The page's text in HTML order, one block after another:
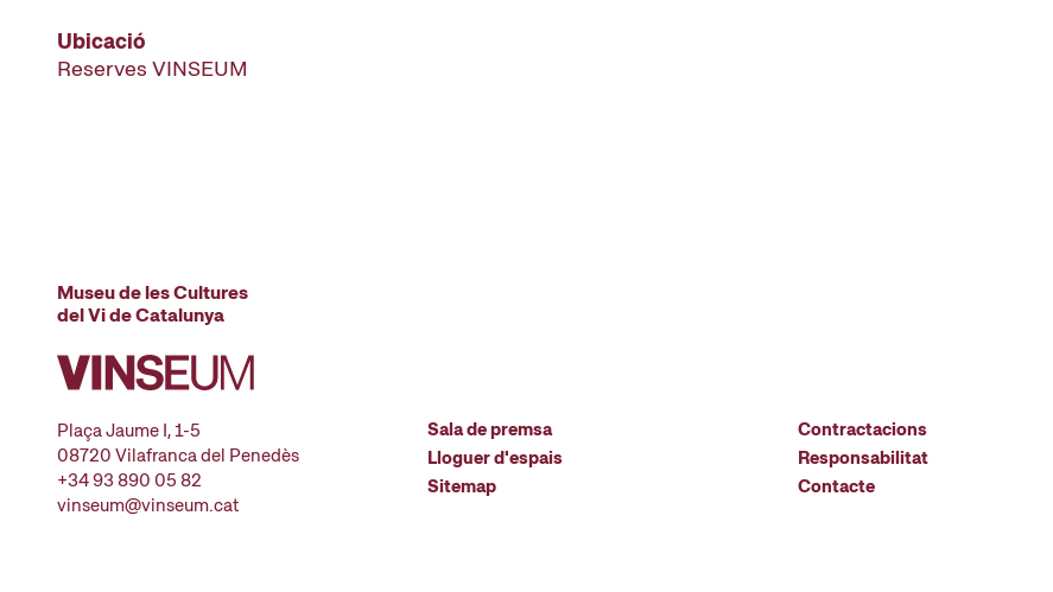
Ubicació
Reserves VINSEUM
Museu de les Cultures
del Vi de Catalunya
Plaça Jaume I, 1-5
08720 Vilafranca del Penedès
+34 93 890 05 82
vinseum@vinseum.cat
Sala de premsa
Lloguer d'espais
Sitemap
Contractacions
Responsabilitat
Contacte